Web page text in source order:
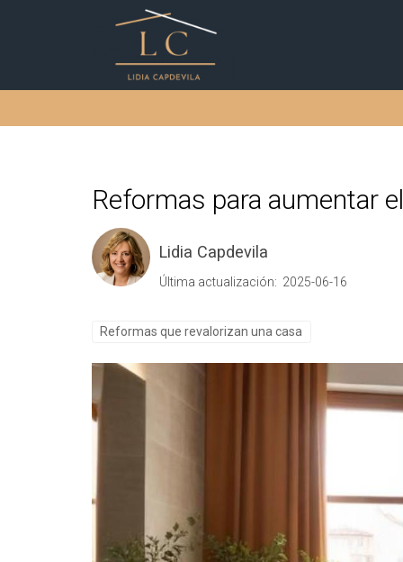
Reformas para aumentar
Lidia Capdevila
Última actualización: 2025-06-16
Reformas que revalorizan una casa